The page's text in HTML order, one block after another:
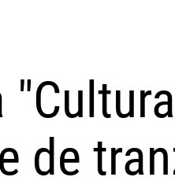
de